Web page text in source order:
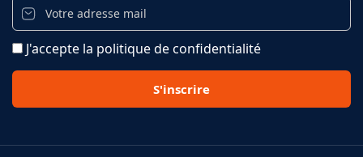
J'accepte la politique de confidentialité